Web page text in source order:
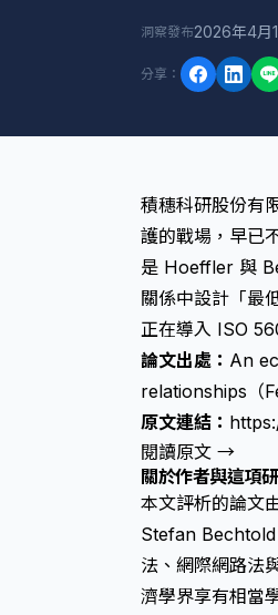
洞察發布2026年4月
分享 ：
積穗科研股份有
護的戰場，早已
是 Hoeffler 與
關係中設計「最
正在導入 ISO
論文出處： An
relationships（
原文連結：
閱讀原文 →
關於作者與這項
本文評析的論文
Stefan Bechtold
法、網際網路法
濟學界享有相當